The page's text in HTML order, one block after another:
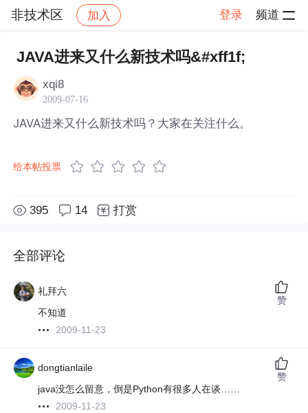
非技术区 加入 登录 频道
社区 非技术区 帖子详情
JAVA进来又什么新技术吗&#xff1f;
xqi8
2009-07-16
JAVA进来又什么新技术吗？大家在关注什么。
给本帖投票
395 14 打赏
全部评论
礼拜六
不知道
2009-11-23
赞
dongtianlaile
java没怎么留意，倒是Python有很多人在谈……
2009-11-23
赞